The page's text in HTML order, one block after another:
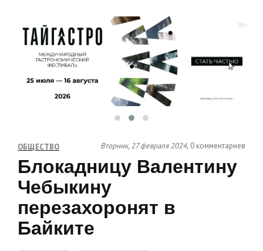
ОБЩЕСТВО Вторник, 27 февраля 2024, 0 комментариев
Блокадницу Валентину
Чебыкину
перезахоронят в
Байките